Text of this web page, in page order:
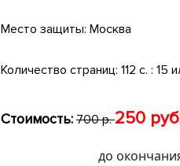
Место защиты: Москва
Количество страниц: 112 с. : 15
Стоимость: 700 р.250
до